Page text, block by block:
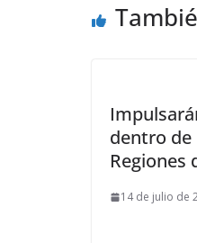
dentro de
Regiones
14 de julio de